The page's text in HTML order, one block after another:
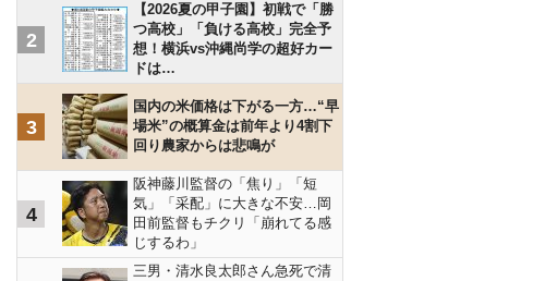
2
【2026夏の甲子園】初戦で「勝
つ高校」「負ける高校」完全予
想！横浜vs沖縄尚学の超好カー
ドは…
3
国内の米価格は下がる一方…“早
場米”の概算金は前年より4割下
回り農家からは悲鳴が
4
阪神藤川監督の「焦り」「短
気」「采配」に大きな不安…岡
田前監督もチクリ「崩れてる感
じするわ」
三男・清水良太郎さん急死で清